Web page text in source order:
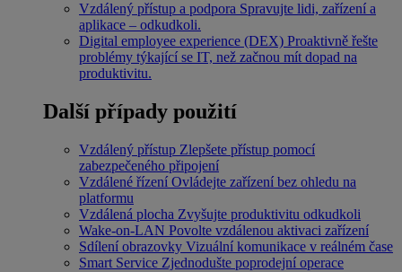
Vzdálený přístup a podpora Spravujte lidi, zařízení a
aplikace – odkudkoli.
Digital employee experience (DEX) Proaktivně řešte
problémy týkající se IT, než začnou mít dopad na
produktivitu.
Další případy použití
Vzdálený přístup Zlepšete přístup pomocí
zabezpečeného připojení
Vzdálené řízení Ovládejte zařízení bez ohledu na
platformu
Vzdálená plocha Zvyšujte produktivitu odkudkoli
Wake-on-LAN Povolte vzdálenou aktivaci zařízení
Sdílení obrazovky Vizuální komunikace v reálném čase
Smart Service Zjednodušte poprodejní operace